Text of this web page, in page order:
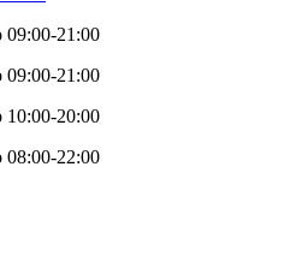
09:00-21:00
09:00-21:00
10:00-20:00
08:00-22:00